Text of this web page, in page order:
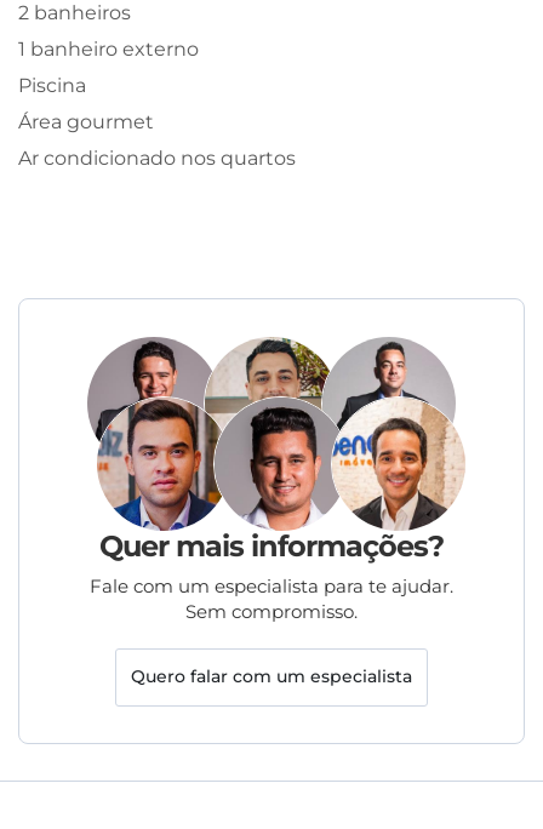
2 banheiros
1 banheiro externo
Piscina
Área gourmet
Ar condicionado nos quartos
Quer mais informações?
Fale com um especialista para te ajudar.
Sem compromisso.
Quero falar com um especialista